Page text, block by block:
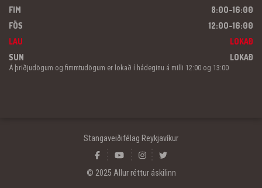
FIM
8:00-16:00
FÖS
12:00-16:00
LAU
LOKAÐ
SUN
LOKAÐ
Á þriðjudögum og fimmtudögum er lokað í hádeginu á milli 12:00 og 13:00
Stangaveiðifélag Reykjavíkur
© 2025 Allur réttur áskilinn